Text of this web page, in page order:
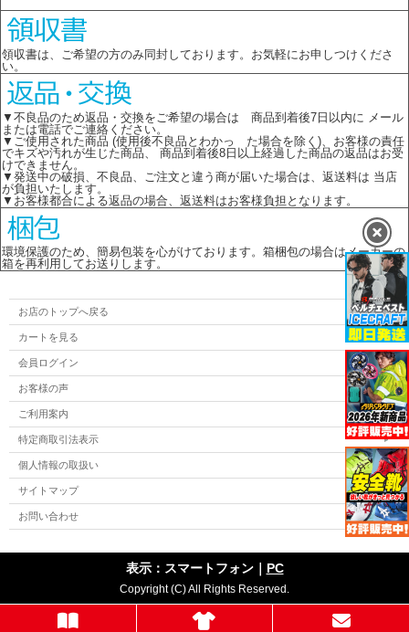
領収書は、ご希望の方のみ同封しております。お気軽にお申しつけくださ
い。
▼不良品のため返品・交換をご希望の場合は 商品到着後7日以内に メール
または電話でご連絡ください。
▼ご使用された商品 (使用後不良品とわかっ た場合を除く)、お客様の責任
でキズや汚れが生じた商品、 商品到着後8日以上経過した商品の返品はお受
けできません。
▼発送中の破損、不良品、ご注文と違う商が届いた場合は、返送料は 当店
が負担いたします。
▼お客様都合による返品の場合、返送料はお客様負担となります。
環境保護のため、簡易包装を心がけております。箱梱包の場合はメーカーの
箱を再利用してお送りします。
お店のトップへ戻る
カートを見る
会員ログイン
お客様の声
ご利用案内
特定商取引法表示
個人情報の取扱い
サイトマップ
お問い合わせ
表示：スマートフォン｜ PC
Copyright (C) All Rights Reserved.